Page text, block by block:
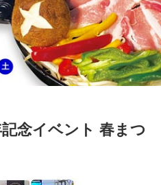
念イベント 春まつ